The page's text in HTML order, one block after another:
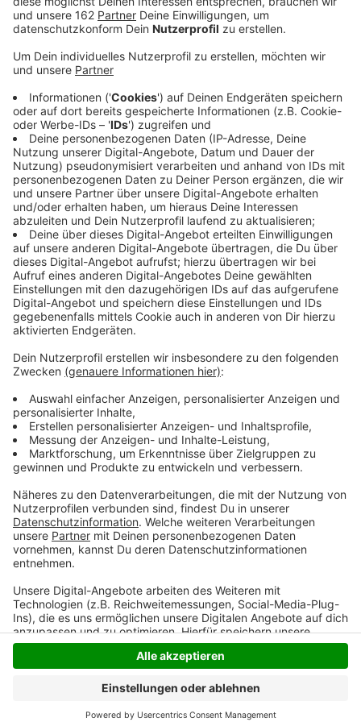
Anzeige
Veröffentlicht:Dienstag, 03.06.2025 10:50
Anzeige
Mit einer neuen Live-Show und frisch kreierter Musik
geht der US-irische Singer-Songwriter Michael Patrick
Kelly nach längerer Pause 2026 wieder auf Tour!
Anzeige
Wir präsentieren folgende Termine der Tour
von Michael Patrick Kelly
Anzeige
17. April 2026 -Dortmund - Westfalenhalle -
Tickets kaufen und Verfügbarkeit prüfen
25. April 2026 -Oberhausen - Rudolf Weber-
Arena -Tickets kaufen und Verfügbarkeit prüfen
Anzeige
Anzeige